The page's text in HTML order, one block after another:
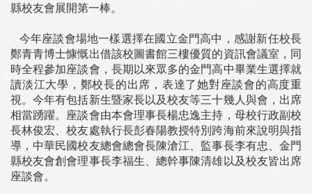
縣校友會展開第一棒。
今年座談會場地一樣選擇在國立金門高中，感謝新任校長
鄭青青博士慷慨出借該校圖書館三樓優質的資訊會議室，同
時全程參加座談會，長期以來眾多的金門高中畢業生選擇就
讀淡江大學，鄭校長的出席，表達了她對座談會的高度重
視。今年有包括新生暨家長以及校友等三十幾人與會，出席
相當踴躍。座談會由本會理事長楊忠逸主持，母校行政副校
長林俊宏、校友處執行長彭春陽教授特別跨海前來說明與指
導，中華民國校友總會總會長陳滄江、監事長李有忠、金門
縣校友會創會理事長李福生、總幹事陳清雄以及校友皆出席
座談會。